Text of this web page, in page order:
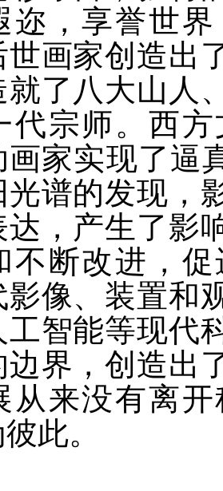
迩，享誉世
画家创造出
就了八大山人
代宗师。西
家实现了逼
谱的发现，
达，产生了影
不断改进，
影像、装置和
智能等现代
界，创造出
从来没有离
此。